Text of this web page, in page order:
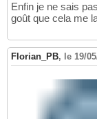
Enfin je ne sais
goût que cela me
Florian_PB, le 19/